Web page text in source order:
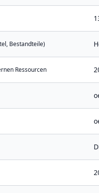
Bestandteile)
Ressourcen